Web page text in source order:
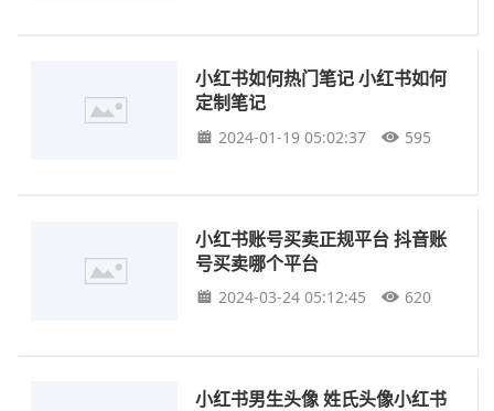
小红书如何热门笔记 小红书如何
定制笔记
2024-01-19 05:02:37 595
小红书账号买卖正规平台 抖音账
号买卖哪个平台
2024-03-24 05:12:45 620
小红书男生头像 姓氏头像小红书